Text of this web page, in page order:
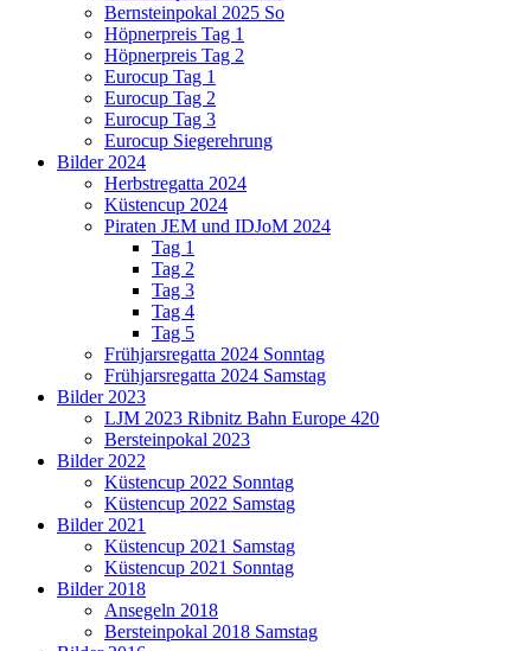
Bernsteinpokal 2025 So
Höpnerpreis Tag 1
Höpnerpreis Tag 2
Eurocup Tag 1
Eurocup Tag 2
Eurocup Tag 3
Eurocup Siegerehrung
Bilder 2024
Herbstregatta 2024
Küstencup 2024
Piraten JEM und IDJoM 2024
Tag 1
Tag 2
Tag 3
Tag 4
Tag 5
Frühjarsregatta 2024 Sonntag
Frühjarsregatta 2024 Samstag
Bilder 2023
LJM 2023 Ribnitz Bahn Europe 420
Bersteinpokal 2023
Bilder 2022
Küstencup 2022 Sonntag
Küstencup 2022 Samstag
Bilder 2021
Küstencup 2021 Samstag
Küstencup 2021 Sonntag
Bilder 2018
Ansegeln 2018
Bersteinpokal 2018 Samstag